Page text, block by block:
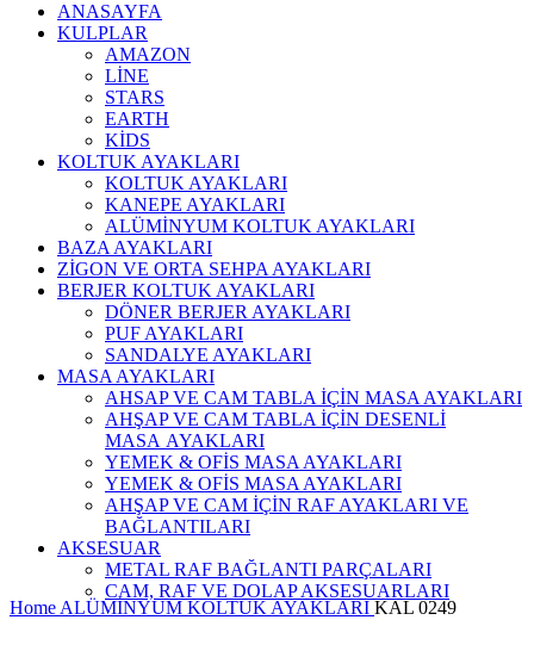
ANASAYFA
KULPLAR
AMAZON
LİNE
STARS
EARTH
KİDS
KOLTUK AYAKLARI
KOLTUK AYAKLARI
KANEPE AYAKLARI
ALÜMİNYUM KOLTUK AYAKLARI
BAZA AYAKLARI
ZİGON VE ORTA SEHPA AYAKLARI
BERJER KOLTUK AYAKLARI
DÖNER BERJER AYAKLARI
PUF AYAKLARI
SANDALYE AYAKLARI
MASA AYAKLARI
AHSAP VE CAM TABLA İÇİN MASA AYAKLARI
AHŞAP VE CAM TABLA İÇİN DESENLİ
MASA AYAKLARI
YEMEK & OFİS MASA AYAKLARI
YEMEK & OFİS MASA AYAKLARI
AHŞAP VE CAM İÇİN RAF AYAKLARI VE
BAĞLANTILARI
AKSESUAR
METAL RAF BAĞLANTI PARÇALARI
CAM, RAF VE DOLAP AKSESUARLARI
Home ALÜMİNYUM KOLTUK AYAKLARI KAL 0249